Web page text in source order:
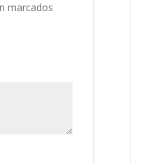
marcados